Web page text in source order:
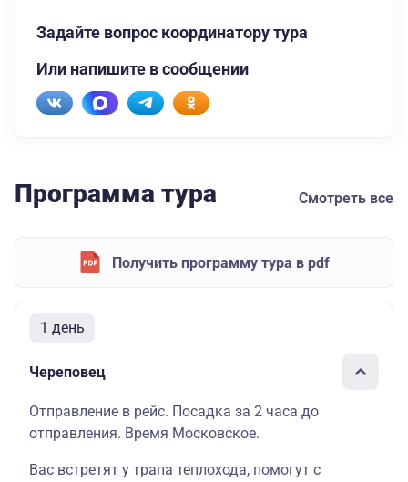
Задайте вопрос координатору тура
Или напишите в сообщении
Программа тура Смотреть все
Получить программу тура в pdf
1 день
Череповец
Отправление в рейс. Посадка за 2 часа до
отправления. Время Московское.
Вас встретят у трапа теплохода, помогут с